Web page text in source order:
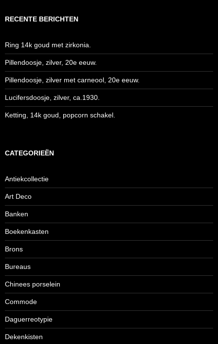
RECENTE BERICHTEN
Ring 14k goud met zirkonia.
Pillendoosje, zilver, 20e eeuw.
Pillendoosje, zilver met carneool, 20e eeuw.
Lucifersdoosje, zilver, ca.1930.
Ketting, 14k goud, popcorn schakel.
CATEGORIEËN
Antiekcollectie
Art Deco
Banken
Boekenkasten
Brons
Bureaus
Chinees porselein
Commode
Daguerreotypie
Dekenkisten